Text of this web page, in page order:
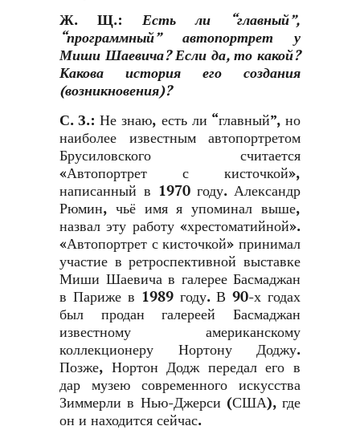
Ж. Щ.:
Есть ли “главный”,
“программный” автопортрет у
Миши Шаевича? Если да, то какой?
Какова история его создания
(возникновения)?
С. З.: Не знаю, есть ли “главный”, но
наиболее известным автопортретом
Брусиловского считается
«Автопортрет с кисточкой»,
написанный в 1970 году. Александр
Рюмин, чьё имя я упоминал выше,
назвал эту работу «хрестоматийной».
«Автопортрет с кисточкой» принимал
участие в ретроспективной выставке
Миши Шаевича в галерее Басмаджан
в Париже в 1989 году. В 90-х годах
был продан галереей Басмаджан
известному американскому
коллекционеру Нортону Доджу.
Позже, Нортон Додж передал его в
дар музею современного искусства
Зиммерли в Нью-Джерси (США), где
он и находится сейчас.